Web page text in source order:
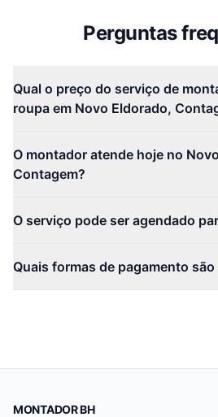
Perguntas
Qual o preço do serviço de
roupa em Novo Eldorado,
O montador atende hoje no
Contagem?
O serviço pode ser agendado
Quais formas de pagamento são
MONTADOR BH